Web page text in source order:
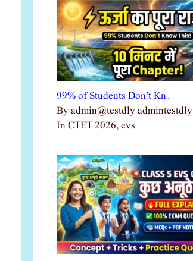
99% of Students Don’t Kn…
By admin@testdly admintestdly
In CTET 2026, evs